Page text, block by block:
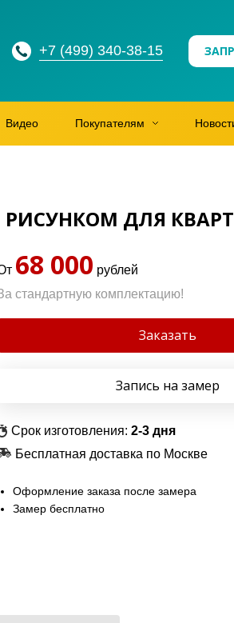
+7 (499) 340-38-15
Видео Покупателям
ДЛЯ
68 000 рублей
стандартную комплектацию!
Заказать
Запись на замер
Срок изготовления: 2-3 дня
Бесплатная доставка по Москве
Оформление заказа после замера
Замер бесплатно